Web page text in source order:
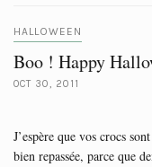
HALLOWEEN
Boo ! Happy
OCT 30, 2011
J’espère que vos crocs
bien repassée, parce